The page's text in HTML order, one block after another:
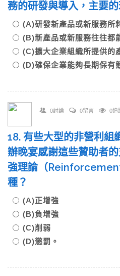
務的研發與導入，主要
(A)研發新產品或新服務所
(B)新產品或新服務往往都
(C)擴大企業組織所提供
(D)確保企業能夠長期保有
0討論 0留言 0追
18. 有些大型的非營利組
辦晚宴感謝這些贊助者
強理論（
種？
(A)正增強
(B)負增強
(C)削弱
(D)懲罰。